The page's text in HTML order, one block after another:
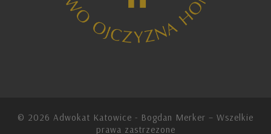
© 2026 Adwokat Katowice - Bogdan Merker – Wszelkie
prawa zastrzezone